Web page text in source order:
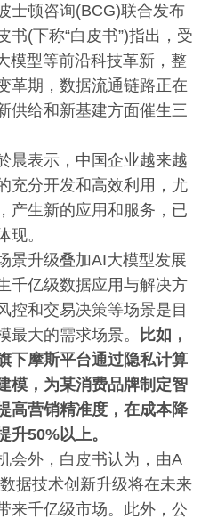
士顿咨询(BCG)联合发布
书(下称“白皮书”)指出，受
模型等前沿科技革新，整
革期，数据流通链路正在
供给和新基建方面催生三
晨表示，中国企业越来越
充分开发和高效利用，尤
产生新的应用和服务，已
现。
景升级叠加AI大模型发展
千亿级数据应用与解决方
控和交易决策等场景是目
最大的需求场景。
比如，
下摩斯平台通过隐私计算
模，为某消费品牌制定智
高营销精准度，在成本降
升50%以上。
会外，白皮书认为，由A
据技术创新升级将在未来
来千亿级市场。此外，公